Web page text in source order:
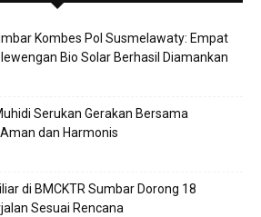
Kombes Pol Susmelawaty: Empat
Bio Solar Berhasil Diamankan
Serukan Gerakan Bersama
dan Harmonis
di BMCKTR Sumbar Dorong 18
Sesuai Rencana